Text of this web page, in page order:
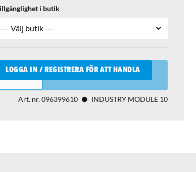
i butik
LOGGA IN / REGISTRERA FÖR ATT HANDLA
LÄGG I VARUKORGEN
Art. nr.096399610 INDUSTRY MODULE 10